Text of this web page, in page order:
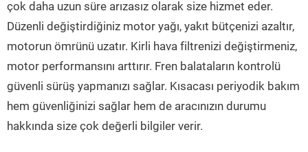
çok daha uzun süre arızasız olarak size hizmet eder.
Düzenli değiştirdiğiniz motor yağı, yakıt bütçenizi azaltır,
motorun ömrünü uzatır. Kirli hava filtrenizi değiştirmeniz,
motor performansını arttırır. Fren balataların kontrolü
güvenli sürüş yapmanızı sağlar. Kısacası periyodik bakım
hem güvenliğinizi sağlar hem de aracınızın durumu
hakkında size çok değerli bilgiler verir.